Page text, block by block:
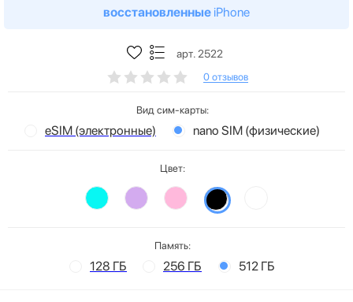
восстановленные iPhone
арт. 2522
0 отзывов
Вид сим-карты:
eSIM (электронные) nano SIM (физические)
Цвет:
Память:
128 ГБ 256 ГБ 512 ГБ